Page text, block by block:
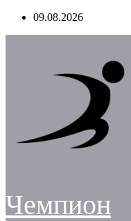
Перейти09.08.2026
Чемпион